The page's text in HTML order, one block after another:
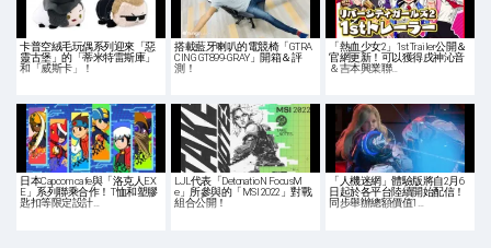
卡普空絨毛玩偶系列迎來「惡
靈古堡」的「蒂米特雷斯庫」
和「威斯卡」！
搭載藍牙喇叭的電競椅「GTRA
CING GT899-GRAY」開箱＆評
測！
「熱血少女2」1st Trailer公開＆
官網更新！可以獲得戌神沁音
＆吉本興業聯…
日本Capcom cafe與「洛克人EX
E」系列聯乘合作！ T恤和塑膠
匙扣等限定設計…
LJL代表「DetonatioN FocusM
e」所參與的「MSI 2022」對戰
組合公開！
「人機迷網」體驗版將自2月6
日起於各平台陸續開始配信！
同步舉辦總額價值1…